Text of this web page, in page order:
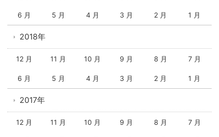
6 月 5 月 4 月 3 月 2 月 1 月
2018年
12 月 11 月 10 月 9 月 8 月 7 月
6 月 5 月 4 月 3 月 2 月 1 月
2017年
12 月 11 月 10 月 9 月 8 月 7 月